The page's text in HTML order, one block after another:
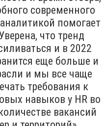
современного
помогает
что тренд
и в 2022
еще больше и
и мы все чаще
требования к
навыков у HR во
вакансий